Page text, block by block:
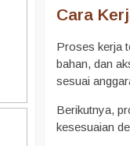
Cara
Proses kerja
bahan, dan
sesuai
Berikutnya,
kesesuaian